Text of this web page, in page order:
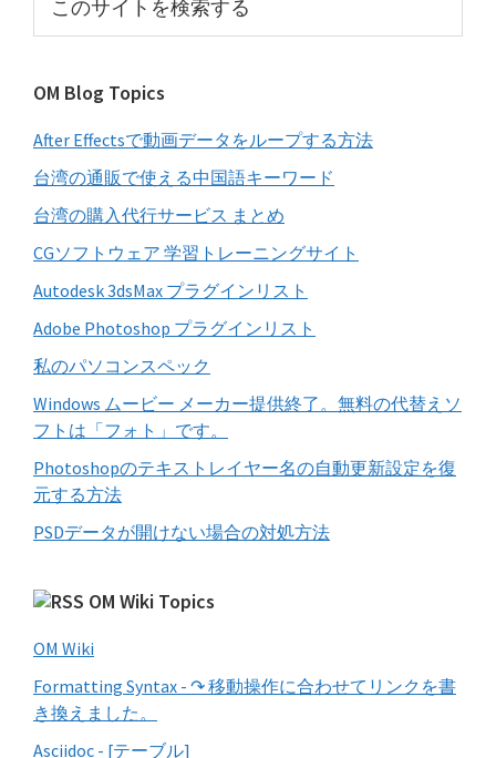
イ
バ
ー
ト
検
索
す
る
OM Blog Topics
After Effectsで動画データをループする方法
台湾の通販で使える中国語キーワード
台湾の購入代行サービス まとめ
CGソフトウェア 学習トレーニングサイト
Autodesk 3dsMax プラグインリスト
Adobe Photoshop プラグインリスト
私のパソコンスペック
Windows ムービー メーカー提供終了。無料の代替えソ
フトは「フォト」です。
Photoshopのテキストレイヤー名の自動更新設定を復
元する方法
PSDデータが開けない場合の対処方法
OM Wiki Topics
OM Wiki
Formatting Syntax - ↷ 移動操作に合わせてリンクを書
き換えました。
Asciidoc - [テーブル]